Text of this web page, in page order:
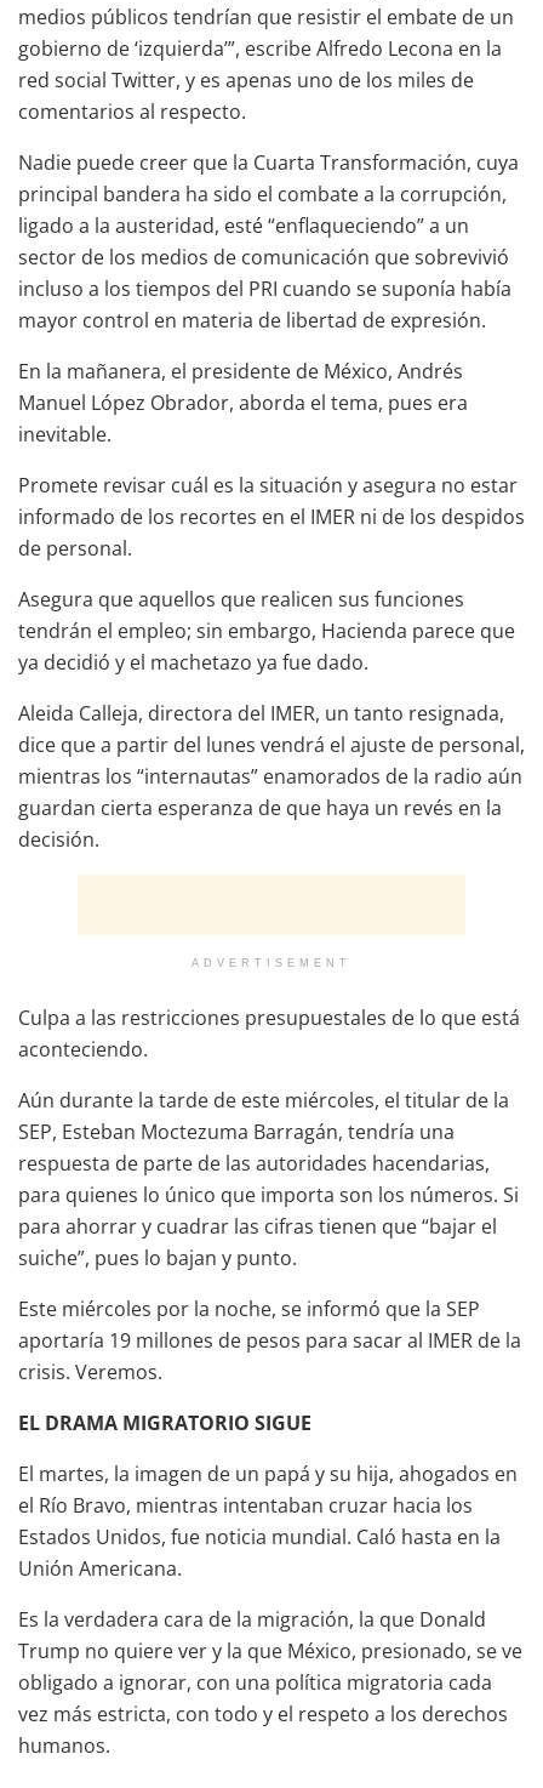
medios públicos tendrían que resistir el embate de un
gobierno de ‘izquierda’”, escribe Alfredo Lecona en la
red social Twitter, y es apenas uno de los miles de
comentarios al respecto.
Nadie puede creer que la Cuarta Transformación, cuya
principal bandera ha sido el combate a la corrupción,
ligado a la austeridad, esté “enflaqueciendo” a un
sector de los medios de comunicación que sobrevivió
incluso a los tiempos del PRI cuando se suponía había
mayor control en materia de libertad de expresión.
En la mañanera, el presidente de México, Andrés
Manuel López Obrador, aborda el tema, pues era
inevitable.
Promete revisar cuál es la situación y asegura no estar
informado de los recortes en el IMER ni de los despidos
de personal.
Asegura que aquellos que realicen sus funciones
tendrán el empleo; sin embargo, Hacienda parece que
ya decidió y el machetazo ya fue dado.
Aleida Calleja, directora del IMER, un tanto resignada,
dice que a partir del lunes vendrá el ajuste de personal,
mientras los “internautas” enamorados de la radio aún
guardan cierta esperanza de que haya un revés en la
decisión.
ADVERTISEMENT
Culpa a las restricciones presupuestales de lo que está
aconteciendo.
Aún durante la tarde de este miércoles, el titular de la
SEP, Esteban Moctezuma Barragán, tendría una
respuesta de parte de las autoridades hacendarias,
para quienes lo único que importa son los números. Si
para ahorrar y cuadrar las cifras tienen que “bajar el
suiche”, pues lo bajan y punto.
Este miércoles por la noche, se informó que la SEP
aportaría 19 millones de pesos para sacar al IMER de la
crisis. Veremos.
EL DRAMA MIGRATORIO SIGUE
El martes, la imagen de un papá y su hija, ahogados en
el Río Bravo, mientras intentaban cruzar hacia los
Estados Unidos, fue noticia mundial. Caló hasta en la
Unión Americana.
Es la verdadera cara de la migración, la que Donald
Trump no quiere ver y la que México, presionado, se ve
obligado a ignorar, con una política migratoria cada
vez más estricta, con todo y el respeto a los derechos
humanos.